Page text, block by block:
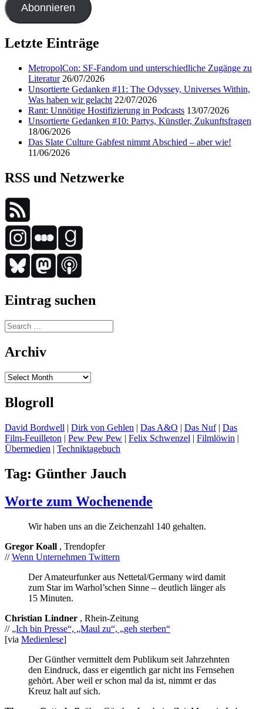
Abonnieren
Letzte Einträge
MetropolCon: SF-Fandom und unterschiedliche Zugänge zu
Literatur 26/07/2026
Unsortierte Gedanken #11: The Odyssey, Universes Within,
Was haben wir gelacht 22/07/2026
Rant: Unnötige Hostifizierung in Podcasts 13/07/2026
Unsortierte Gedanken #10: Partys, Künstler, Zukunftsfragen
18/06/2026
Das Slate Culture Gabfest nimmt Abschied – aber wie!
11/06/2026
RSS und Netzwerke
Eintrag suchen
Search
for:
Archiv
Archiv
Blogroll
David Bordwell | Dirk von Gehlen | Das A&O | Das Nuf| Das
Film-Feuilleton | Pew Pew Pew | Felix Schwenzel | Filmlöwin |
Übermedien | Techniktagebuch
Tag: Günther Jauch
Worte zum Wochenende
Wir haben uns an die Zeichenzahl 140 gehalten.
Gregor Koall , Trendopfer
//Wenn Unternehmen Twittern
Der Amateurfunker aus Nettetal/Germany wird damit
zum Star im Warhol’schen Sinne – deutlich länger als
15 Minuten.
Christian Lindner , Rhein-Zeitung
// „Ich bin Presse“, „Maul zu“, „geh sterben“
[via Medienlese]
Der Günther vermittelt dem Publikum seit Jahrzehnten
den Eindruck, dass er eigentlich gar nicht ins Fernsehen
gehört. Aber weil er schon mal da ist, nimmt er das
Kreuz halt auf sich.